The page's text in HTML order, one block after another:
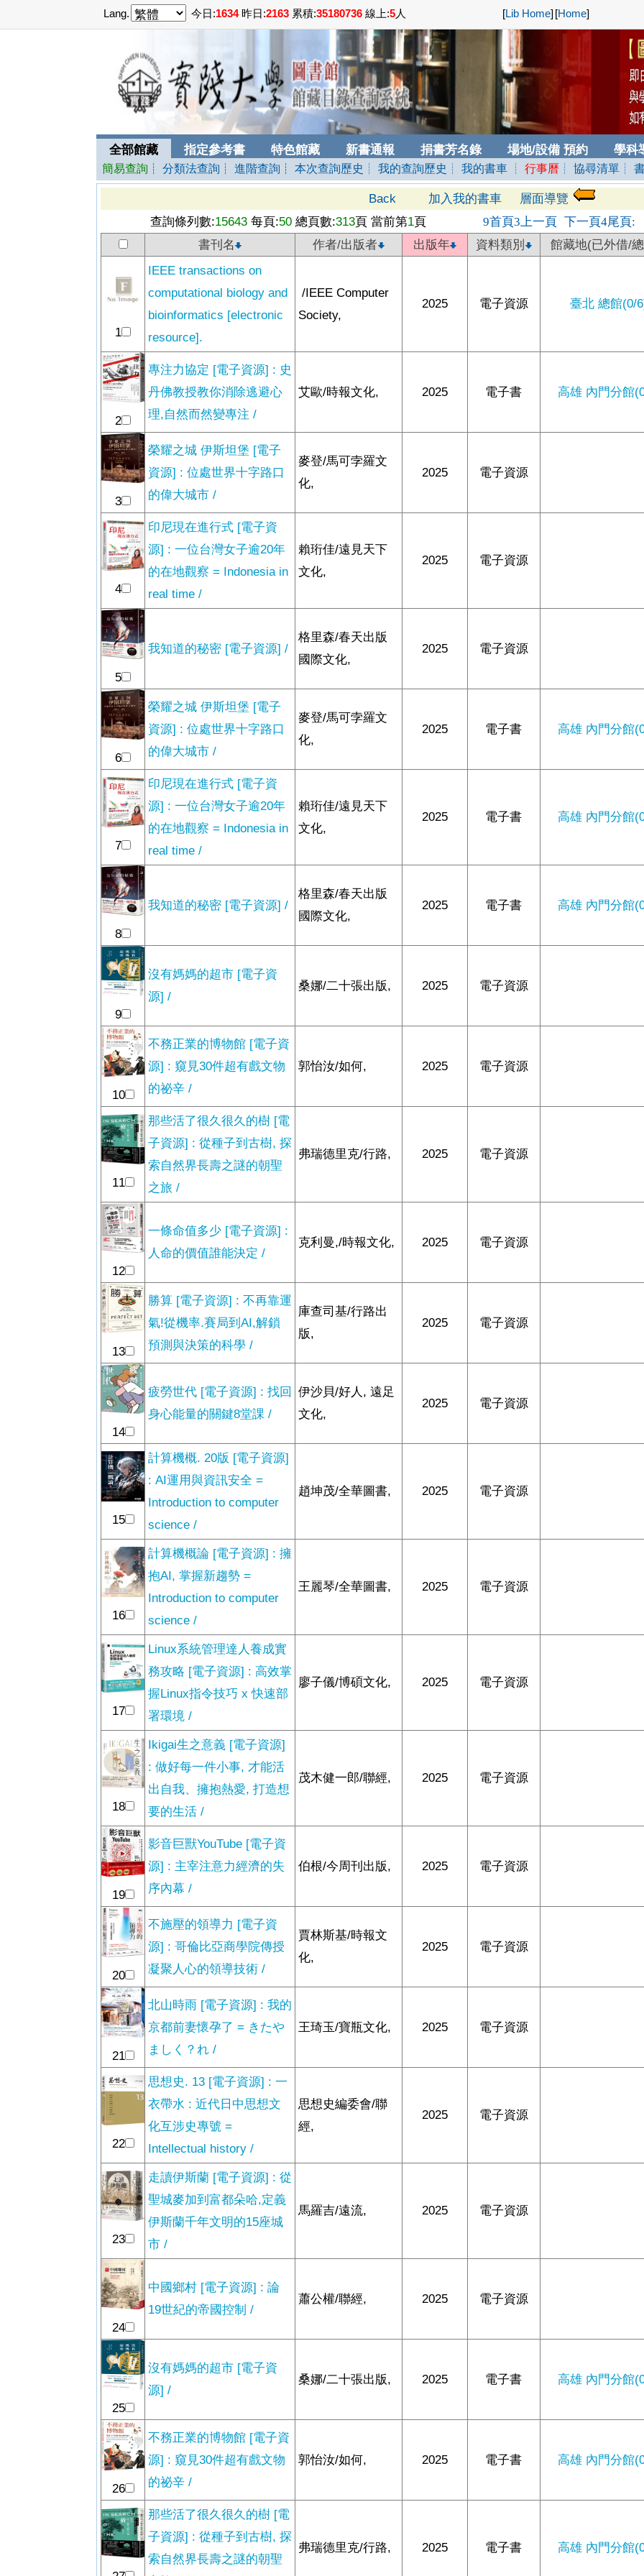
Lang. 今日:1634昨日:2163 累積:35180736 線上:5人 [Lib Home] [Home]
全部館藏 指定參考書 特色館藏 新書通報 捐書芳名錄 場地/設備 預約 學科
簡易查詢 ┊分類法查詢 ┊進階查詢 ┊本次查詢歷史 ┊ 我的查詢歷史 ┊ 我的書車 ┊行事曆 ┊ 協尋清單 ┊
Back 加入我的書車
層面導覽
查詢條列數:15643 每頁:50 總頁數:313頁 當前第1頁 9首頁3上一頁 下一頁4尾頁:
書刊名 作者/出版者 出版年 資料類別 館藏地(已外借/
1
IEEE transactions on
computational biology and
bioinformatics [electronic
resource].
/IEEE Computer
Society,
2025 電子資源 臺北 總館(0/
2
專注力協定 [電子資源] : 史
丹佛教授教你消除逃避心
理,自然而然變專注 /
艾歐/時報文化, 2025 電子書 高雄 內門分館
3
榮耀之城 伊斯坦堡 [電子
資源] : 位處世界十字路口
的偉大城市 /
麥登/馬可孛羅文
化,
2025 電子資源
4
印尼現在進行式 [電子資
源] : 一位台灣女子逾20年
的在地觀察 = Indonesia in
real time /
賴珩佳/遠見天下
文化,
2025 電子資源
5
我知道的秘密 [電子資源] /
格里森/春天出版
國際文化,
2025 電子資源
6
榮耀之城 伊斯坦堡 [電子
資源] : 位處世界十字路口
的偉大城市 /
麥登/馬可孛羅文
化,
2025 電子書 高雄 內門分館
7
印尼現在進行式 [電子資
源] : 一位台灣女子逾20年
的在地觀察 = Indonesia in
real time /
賴珩佳/遠見天下
文化,
2025 電子書 高雄 內門分館
8
我知道的秘密 [電子資源] /
格里森/春天出版
國際文化,
2025 電子書 高雄 內門分館
9
沒有媽媽的超市 [電子資
源] /
桑娜/二十張出版, 2025 電子資源
10
不務正業的博物館 [電子資
源] : 窺見30件超有戲文物
的祕辛 /
郭怡汝/如何, 2025 電子資源
11
那些活了很久很久的樹 [電
子資源] : 從種子到古樹, 探
索自然界長壽之謎的朝聖
之旅 /
弗瑞德里克/行路, 2025 電子資源
12
一條命值多少 [電子資源] :
人命的價值誰能決定 /
克利曼,/時報文化, 2025 電子資源
13
勝算 [電子資源] : 不再靠運
氣!從機率.賽局到AI,解鎖
預測與決策的科學 /
庫查司基/行路出
版,
2025 電子資源
14
疲勞世代 [電子資源] : 找回
身心能量的關鍵8堂課 /
伊沙貝/好人, 遠足
文化,
2025 電子資源
15
計算機概. 20版 [電子資源]
: AI運用與資訊安全 =
Introduction to computer
science /
趙坤茂/全華圖書, 2025 電子資源
16
計算機概論 [電子資源] : 擁
抱AI, 掌握新趨勢 =
Introduction to computer
science /
王麗琴/全華圖書, 2025 電子資源
17
Linux系統管理達人養成實
務攻略 [電子資源] : 高效掌
握Linux指令技巧 x 快速部
署環境 /
廖子儀/博碩文化, 2025 電子資源
18
Ikigai生之意義 [電子資源]
: 做好每一件小事, 才能活
出自我、擁抱熱愛, 打造想
要的生活 /
茂木健一郎/聯經, 2025 電子資源
19
影音巨獸YouTube [電子資
源] : 主宰注意力經濟的失
序內幕 /
伯根/今周刊出版, 2025 電子資源
20
不施壓的領導力 [電子資
源] : 哥倫比亞商學院傳授
凝聚人心的領導技術 /
賈林斯基/時報文
化,
2025 電子資源
21
北山時雨 [電子資源] : 我的
京都前妻懷孕了 = きたや
ましく？れ /
王琦玉/寶瓶文化, 2025 電子資源
22
思想史. 13 [電子資源] : 一
衣帶水 : 近代日中思想文
化互涉史專號 =
Intellectual history /
思想史編委會/聯
經,
2025 電子資源
23
走讀伊斯蘭 [電子資源] : 從
聖城麥加到富都朵哈,定義
伊斯蘭千年文明的15座城
市 /
馬羅吉/遠流, 2025 電子資源
24
中國鄉村 [電子資源] : 論
19世紀的帝國控制 /
蕭公權/聯經, 2025 電子資源
25
沒有媽媽的超市 [電子資
源] /
桑娜/二十張出版, 2025 電子書 高雄 內門分館
26
不務正業的博物館 [電子資
源] : 窺見30件超有戲文物
的祕辛 /
郭怡汝/如何, 2025 電子書 高雄 內門分館
那些活了很久很久的樹 [電
子資源] : 從種子到古樹, 探
索自然界長壽之謎的朝聖
弗瑞德里克/行路, 2025 電子書 高雄 內門分館